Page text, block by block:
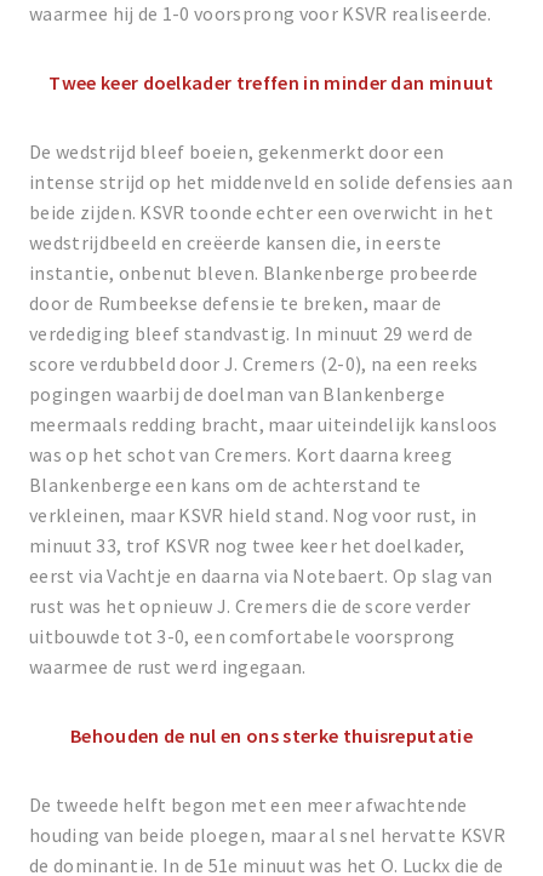
waarmee hij de 1-0 voorsprong voor KSVR realiseerde.
Twee keer doelkader treffen in minder dan minuut
De wedstrijd bleef boeien, gekenmerkt door een
intense strijd op het middenveld en solide defensies aan
beide zijden. KSVR toonde echter een overwicht in het
wedstrijdbeeld en creëerde kansen die, in eerste
instantie, onbenut bleven. Blankenberge probeerde
door de Rumbeekse defensie te breken, maar de
verdediging bleef standvastig. In minuut 29 werd de
score verdubbeld door J. Cremers (2-0), na een reeks
pogingen waarbij de doelman van Blankenberge
meermaals redding bracht, maar uiteindelijk kansloos
was op het schot van Cremers. Kort daarna kreeg
Blankenberge een kans om de achterstand te
verkleinen, maar KSVR hield stand. Nog voor rust, in
minuut 33, trof KSVR nog twee keer het doelkader,
eerst via Vachtje en daarna via Notebaert. Op slag van
rust was het opnieuw J. Cremers die de score verder
uitbouwde tot 3-0, een comfortabele voorsprong
waarmee de rust werd ingegaan.
Behouden de nul en ons sterke thuisreputatie
De tweede helft begon met een meer afwachtende
houding van beide ploegen, maar al snel hervatte KSVR
de dominantie. In de 51e minuut was het O. Luckx die de